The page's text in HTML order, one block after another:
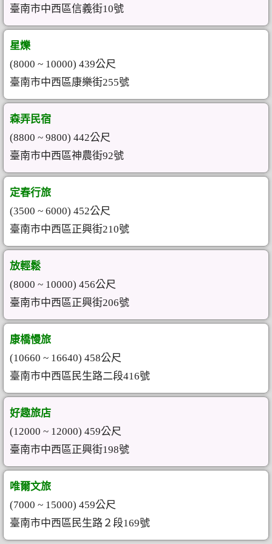
臺南市中西區信義街10號
星爍
(8000 ~ 10000) 439公尺
臺南市中西區康樂街255號
森弄民宿
(8800 ~ 9800) 442公尺
臺南市中西區神農街92號
定春行旅
(3500 ~ 6000) 452公尺
臺南市中西區正興街210號
放輕鬆
(8000 ~ 10000) 456公尺
臺南市中西區正興街206號
康橋慢旅
(10660 ~ 16640) 458公尺
臺南市中西區民生路二段416號
好趣旅店
(12000 ~ 12000) 459公尺
臺南市中西區正興街198號
唯爾文旅
(7000 ~ 15000) 459公尺
臺南市中西區民生路２段169號